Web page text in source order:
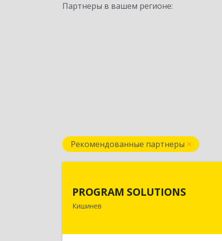
Партнеры в вашем регионе:
Рекомендованные партнеры
PROGRAM SOLUTIONS
Кишинев
Кишинев, ул. Н.Зелински 31, оф.44
Подробнее